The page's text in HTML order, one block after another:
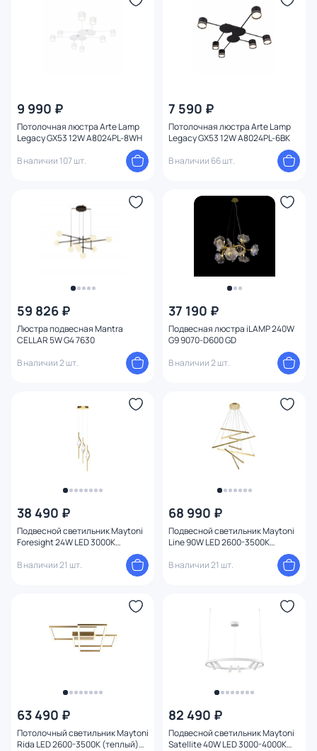
9 990 ₽
Потолочная люстра Arte Lamp
Legacy GX53 12W A8024PL-8WH
В наличии 107 шт.
7 590 ₽
Потолочная люстра Arte Lamp
Legacy GX53 12W A8024PL-6BK
В наличии 66 шт.
59 826 ₽
Люстра подвесная Mantra
CELLAR 5W G4 7630
В наличии 2 шт.
37 190 ₽
Подвесная люстра iLAMP 240W
G9 9070-D600 GD
В наличии 2 шт.
38 490 ₽
Подвесной светильник Maytoni
Foresight 24W LED 3000К
(теплый) MOD347PL-L24BS3K
В наличии 21 шт.
68 990 ₽
Подвесной светильник Maytoni
Line 90W LED 2600-3500К
В наличии 21 шт.
63 490 ₽
Потолочный светильник Maytoni
Rida LED 2600-3500К (теплый)
82 490 ₽
Подвесной светильник Maytoni
Satellite 40W LED 3000-4000К